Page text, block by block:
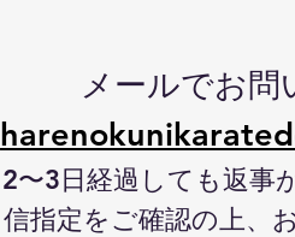
メールでお問
2〜3日経過しても返事
信指定をご確認の上、